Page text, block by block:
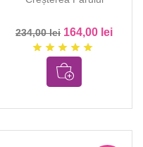
234,00 lei 164,00 lei
star star star star star